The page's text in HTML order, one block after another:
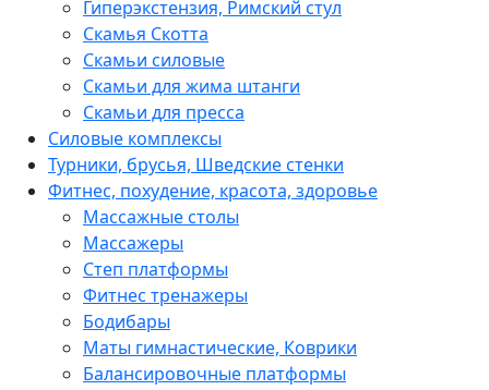
Гиперэкстензия, Римский стул
Скамья Скотта
Скамьи силовые
Скамьи для жима штанги
Скамьи для пресса
Силовые комплексы
Турники, брусья, Шведские стенки
Фитнес, похудение, красота, здоровье
Массажные столы
Массажеры
Степ платформы
Фитнес тренажеры
Бодибары
Маты гимнастические, Коврики
Балансировочные платформы